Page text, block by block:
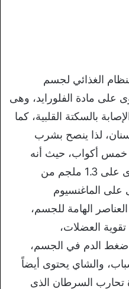
الغذائي لجسم
على مادة الفلورايد، وهى
بالسكتة القلبية، كما
لذا ينصح بشرب
خمس أكواب، حيث أنه
كوبين ونصف من الشاي يحتوى على 1.3 ملجم من
على الماغنسيوم
الهامة للجسم،
العضلات،
الدم في الجسم،
والشاي يحتوى أيضاً
تحارب السرطان الذى